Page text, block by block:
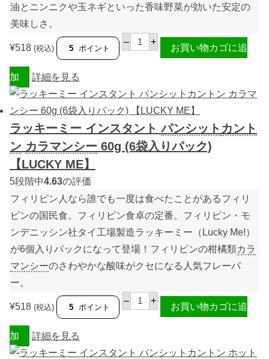
油とニンニクや玉ネギといった香味野菜が効いた安定の
美味しさ。
¥518 (税込) 5 ポイント
–ラ
ッ
イ
ン
ス
タ
ン
ト
パ
カ
ン
ト
ン
レ
ギ
ラ
0
り
+
お買い物カゴに追
加 詳細を見る
ラッキーミー インスタントパンシット カント
ン カラマンシー 60g (6袋入りパック)
【LUCKY ME】
5段階中4.63の評価
フィリピン人なら誰でも一度は食べたことがあるフィリ
ピンの国民食。フィリピン食卓の定番。フィリピン・モ
ンデニッシン社タイ工場製造ラッキーミー（Lucky Me!）
が6個入りパックになって登場！フィリピンの柑橘類カラ
マンシーのさわやかな酸味がクセになる人気フレーバ
ー。
¥518 (税込) 5 ポイント
–ラ
ッ
イ
+
お買い物カゴに追
加 詳細を見る